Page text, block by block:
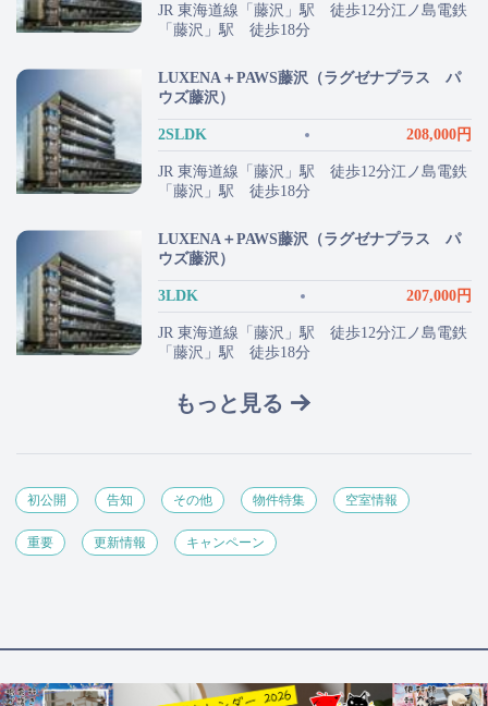
JR 東海道線「藤沢」駅 徒歩12分江ノ島電鉄
「藤沢」駅 徒歩18分
LUXENA＋PAWS藤沢（ラグゼナプラス パ
ウズ藤沢）
2SLDK 208,000円
JR 東海道線「藤沢」駅 徒歩12分江ノ島電鉄
「藤沢」駅 徒歩18分
LUXENA＋PAWS藤沢（ラグゼナプラス パ
ウズ藤沢）
3LDK 207,000円
JR 東海道線「藤沢」駅 徒歩12分江ノ島電鉄
「藤沢」駅 徒歩18分
もっと見る
初公開 告知 その他 物件特集 空室情報
重要 更新情報 キャンペーン